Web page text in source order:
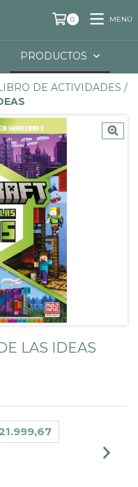
0 MENÚ
PRODUCTOS
DE ACTIVIDADES /
LAS IDEAS